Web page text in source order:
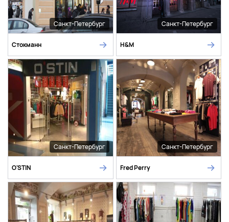
Санкт-Петербург
Стокманн
Санкт-Петербург
H&M
Санкт-Петербург
O'STIN
Санкт-Петербург
Fred Perry